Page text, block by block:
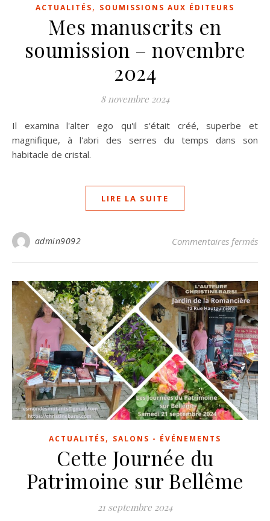
ACTUALITÉS, SOUMISSIONS AUX ÉDITEURS
Mes manuscrits en
soumission – novembre
2024
8 novembre 2024
Il examina l'alter ego qu'il s'était créé, superbe et
magnifique, à l'abri des serres du temps dans son
habitacle de cristal.
LIRE LA SUITE
admin9092 Commentaires fermés
ACTUALITÉS, SALONS - ÉVÉNEMENTS
Cette Journée du
Patrimoine sur Bellême
21 septembre 2024